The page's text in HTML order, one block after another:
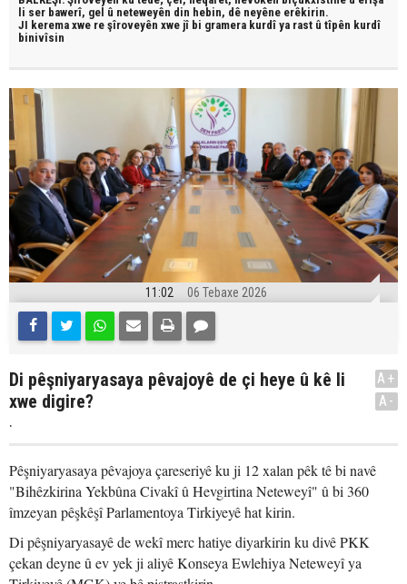
li ser bawerî, gel û neteweyên din hebin, dê neyêne erêkirin.
JI kerema xwe re şîroveyên xwe jî bi gramera kurdî ya rast û tîpên kurdî
binivîsin
11:02 06 Tebaxe 2026
Di pêşniyaryasaya pêvajoyê de çi heye û kê li
xwe digire?
.
A+
A-
Pêşniyaryasaya pêvajoya çareseriyê ku ji 12 xalan pêk tê bi navê
"Bihêzkirina Yekbûna Civakî û Hevgirtina Neteweyî" û bi 360
îmzeyan pêşkêşî Parlamentoya Tirkiyeyê hat kirin.
Di pêşniyaryasayê de wekî merc hatiye diyarkirin ku divê PKK
çekan deyne û ev yek ji aliyê Konseya Ewlehiya Neteweyî ya